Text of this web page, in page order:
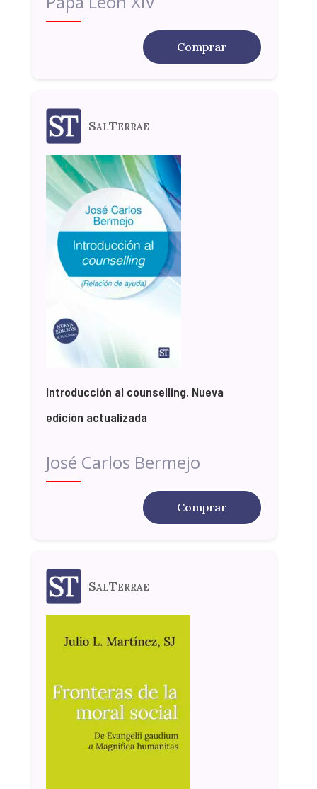
Comprar
SalTerrae
Introducción al counselling. Nueva
edición actualizada
José Carlos Bermejo
Comprar
SalTerrae